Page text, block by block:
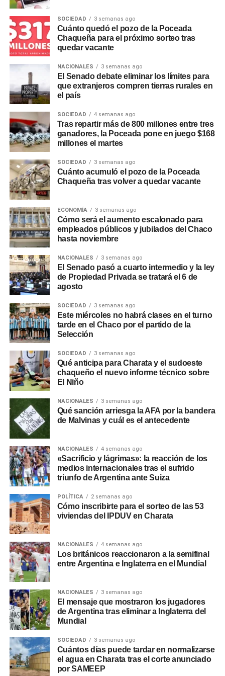
$15.000.000, plazos de hasta 24 meses y tasa fija, y el
Préstamo Anticipo en 3 cuotas, pensado para
necesidades puntuales de corto plazo. Para el sector
privado, el Préstamo +Profesionales permite acceder
hasta $30.000.000 con plazos de hasta 24 meses y tasa
fija, mientras que la línea +Comercios está destinada a
comercios adheridos aUnicobros, con montos de hasta
$30.000.000, libre destino y gestión 100% online. A estas
opciones se suman otras líneas de gestión presencial,
como la consolidación de deudas y
cuotas, para financiar compras en comercios adheridos
de rubros como construcción, turismo, motos, bicicletas,
hogar y náutica.
Recomendaciones de
seguridad
Desde la entidad remarcaron que NBCH nunca solicita a
sus clientes realizar simulaciones de préstamos, cambios
de contraseñas, instalación de aplicaciones o
transferencias de dinero, y recomendaron operar siempre
a través de los canales oficiales del banco: elWhatsApp
verificado 3624161290o las redes sociales oficiales de
la entidad.
SOCIEDAD 3 semanas ago
Cuánto quedó el pozo de la Poceada
Chaqueña para el próximo sorteo tras
quedar vacante
NACIONALES 3 semanas ago
El Senado debate eliminar los límites para
que extranjeros compren tierras rurales en
el país
SOCIEDAD 4 semanas ago
Tras repartir más de 800 millones entre tres
ganadores, la Poceada pone en juego $168
millones el martes
SOCIEDAD 3 semanas ago
Cuánto acumuló el pozo de la Poceada
Chaqueña tras volver a quedar vacante
ECONOMÍA 3 semanas ago
Cómo será el aumento escalonado para
empleados públicos y jubilados del Chaco
hasta noviembre
NACIONALES 3 semanas ago
El Senado pasó a cuarto intermedio y la ley
de Propiedad Privada se tratará el 6 de
agosto
SOCIEDAD 3 semanas ago
Este miércoles no habrá clases en el turno
tarde en el Chaco por el partido de la
Selección
SOCIEDAD 3 semanas ago
Qué anticipa para Charata y el sudoeste
chaqueño el nuevo informe técnico sobre
El Niño
NACIONALES 3 semanas ago
Qué sanción arriesga la AFA por la bandera
de Malvinas y cuál es el antecedente
NACIONALES 4 semanas ago
«Sacrificio y lágrimas»: la reacción de los
medios internacionales tras el sufrido
triunfo de Argentina ante Suiza
POLÍTICA 2 semanas ago
Cómo inscribirte para el sorteo de las 53
viviendas del IPDUV en Charata
NACIONALES 4 semanas ago
Los británicos reaccionaron a la semifinal
entre Argentina e Inglaterra en el Mundial
NACIONALES 3 semanas ago
El mensaje que mostraron los jugadores
de Argentina tras eliminar a Inglaterra del
Mundial
SOCIEDAD 3 semanas ago
Cuántos días puede tardar en normalizarse
el agua en Charata tras el corte anunciado
por SAMEEP